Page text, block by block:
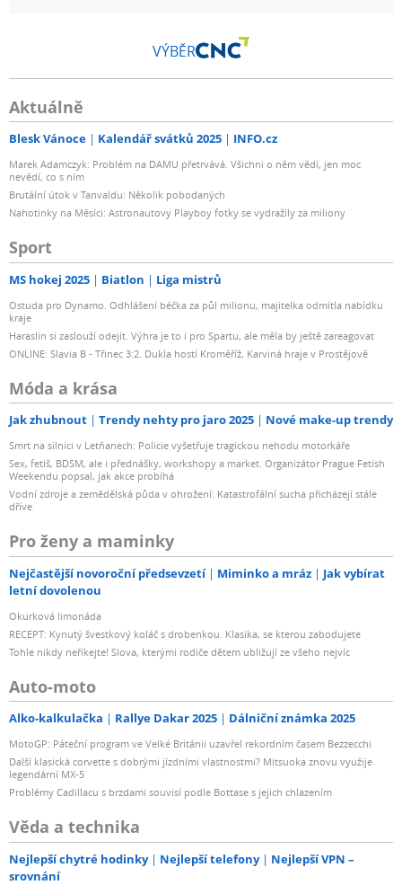
VÝBĚR
Aktuálně
Blesk Vánoce Kalendář svátků 2025 INFO.cz
Marek Adamczyk: Problém na DAMU přetrvává. Všichni o něm vědí, jen moc
nevědí, co s ním
Brutální útok v Tanvaldu: Několik pobodaných
Nahotinky na Měsíci: Astronautovy Playboy fotky se vydražily za miliony
Sport
MS hokej 2025 Biatlon Liga mistrů
Ostuda pro Dynamo. Odhlášení béčka za půl milionu, majitelka odmítla nabídku
kraje
Haraslín si zaslouží odejít. Výhra je to i pro Spartu, ale měla by ještě zareagovat
ONLINE: Slavia B - Třinec 3:2. Dukla hostí Kroměříž, Karviná hraje v Prostějově
Móda a krása
Jak zhubnout Trendy nehty pro jaro 2025 Nové make-up trendy
Smrt na silnici v Letňanech: Policie vyšetřuje tragickou nehodu motorkáře
Sex, fetiš, BDSM, ale i přednášky, workshopy a market. Organizátor Prague Fetish
Weekendu popsal, jak akce probíhá
Vodní zdroje a zemědělská půda v ohrožení: Katastrofální sucha přicházejí stále
dříve
Pro ženy a maminky
Nejčastější novoroční předsevzetí Miminko a mráz
Jak vybírat
letní dovolenou
Okurková limonáda
RECEPT: Kynutý švestkový koláč s drobenkou. Klasika, se kterou zabodujete
Tohle nikdy neříkejte! Slova, kterými rodiče dětem ubližují ze všeho nejvíc
Auto-moto
Alko-kalkulačka Rallye Dakar 2025 Dálniční známka 2025
MotoGP: Páteční program ve Velké Británii uzavřel rekordním časem Bezzecchi
Další klasická corvette s dobrými jízdními vlastnostmi? Mitsuoka znovu využije
legendární MX-5
Problémy Cadillacu s brzdami souvisí podle Bottase s jejich chlazením
Věda a technika
Nejlepší chytré hodinky Nejlepší telefony
Nejlepší VPN –
srovnání